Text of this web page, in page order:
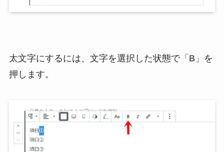
太文字にするには、文字を選択した状態で「B」を
押します。